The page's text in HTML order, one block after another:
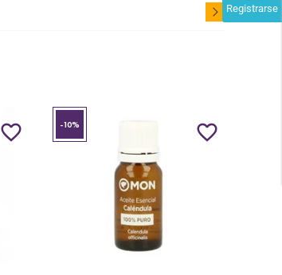
Registrarse
favorite_border -10% favorite_border